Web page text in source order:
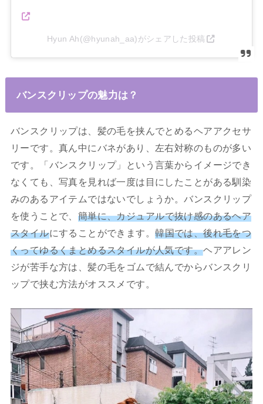
Hyun Ah(@hyunah_aa)がシェアした投稿
バンスクリップの魅力は？
バンスクリップは、髪の毛を挟んでとめるヘアアクセサ
リーです。真ん中にバネがあり、左右対称のものが多い
です。「バンスクリップ」という言葉からイメージでき
なくても、写真を見れば一度は目にしたことがある馴染
みのあるアイテムではないでしょうか。バンスクリップ
を使うことで、 簡単に、カジュアルで抜け感のあるヘア
スタイルにすることができます。韓国では、後れ毛をつ
くってゆるくまとめるスタイルが人気です。ヘアアレン
ジが苦手な方は、髪の毛をゴムで結んでからバンスクリ
ップで挟む方法がオススメです。